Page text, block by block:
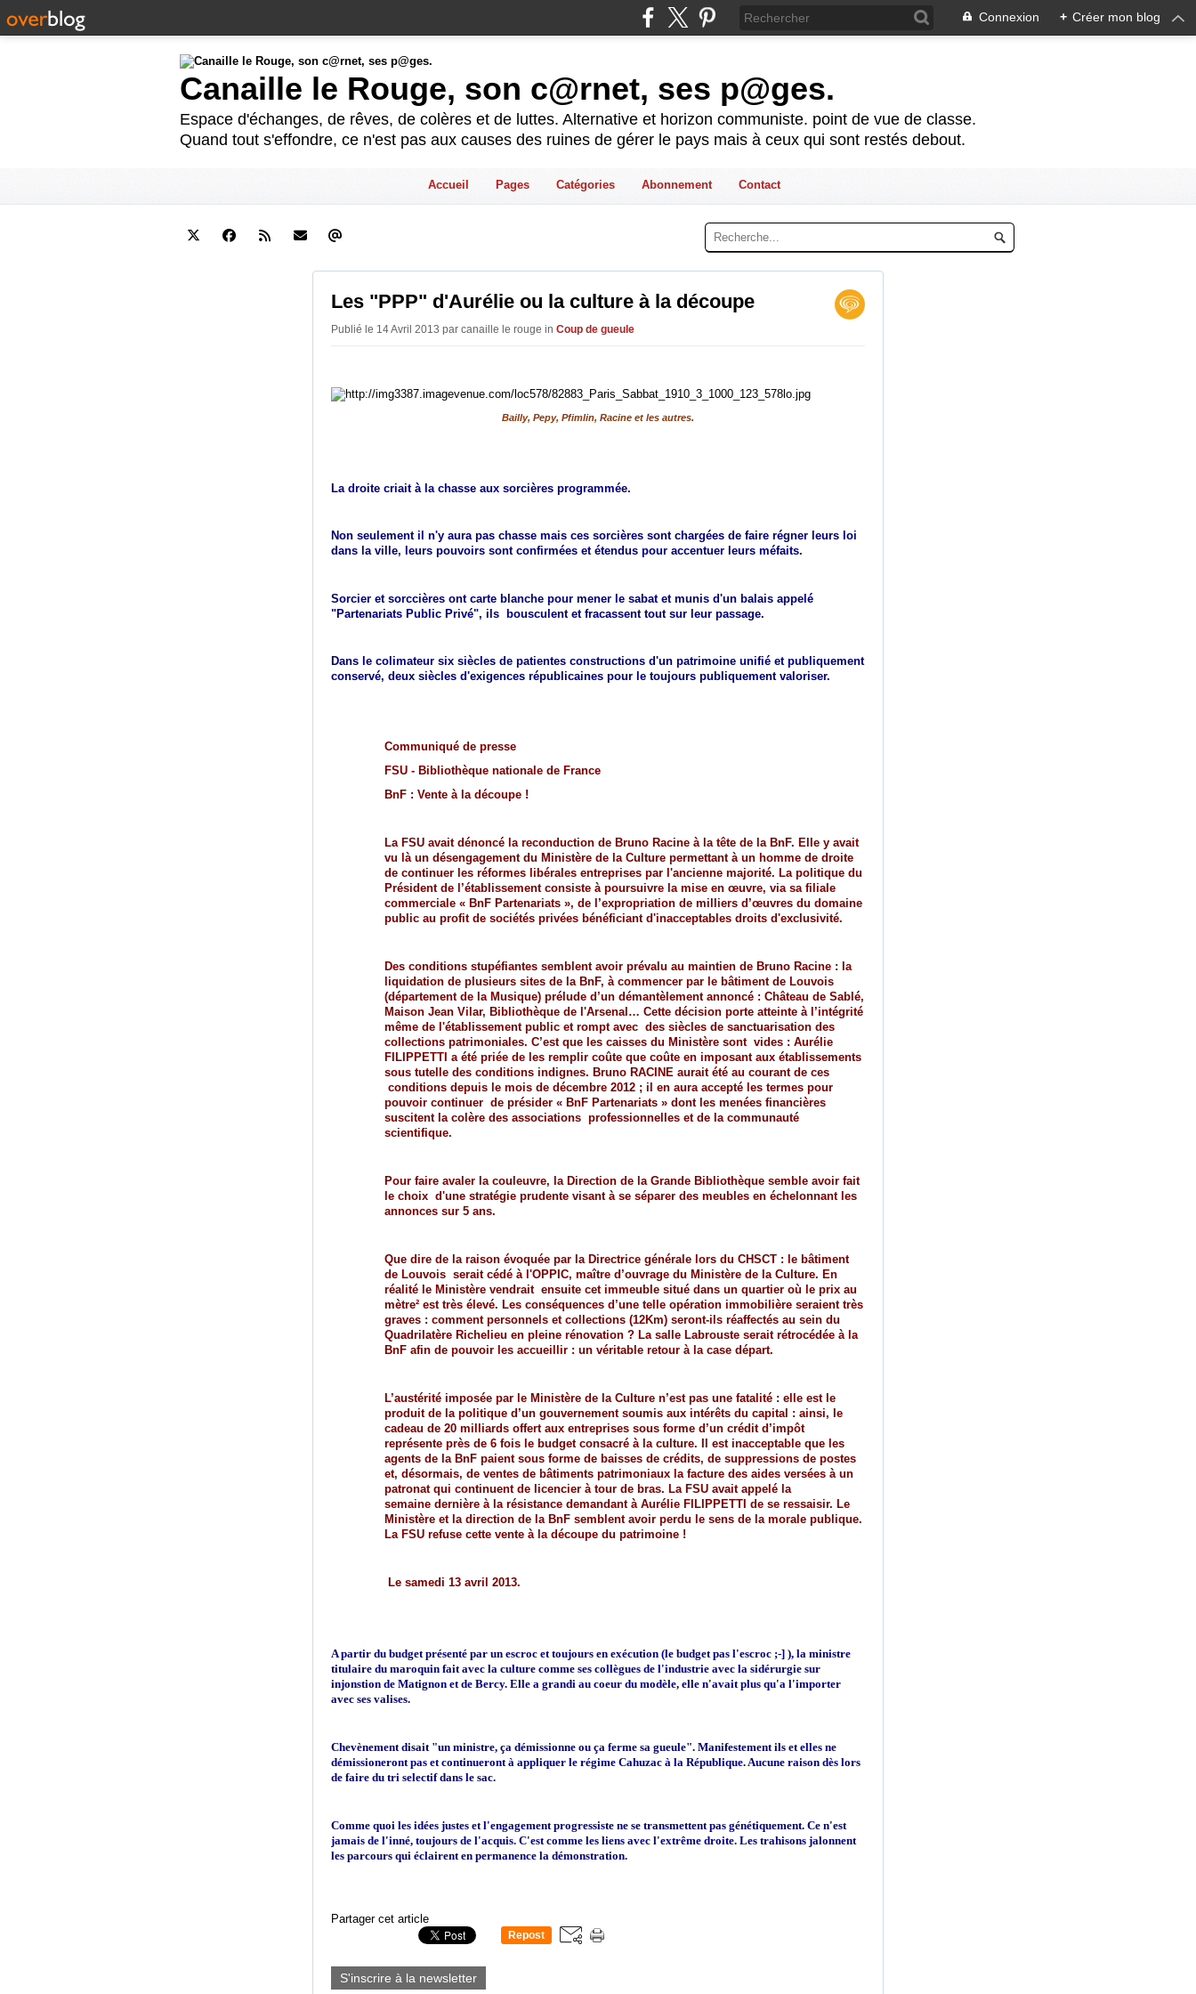
Connexion + Créer mon blog
Canaille le Rouge, son c@rnet, ses p@ges.
Espace d'échanges, de rêves, de colères et de luttes. Alternative et horizon communiste. point de vue de classe.
Quand tout s'effondre, ce n'est pas aux causes des ruines de gérer le pays mais à ceux qui sont restés debout.
Accueil Pages Catégories Abonnement Contact
Les "PPP" d'Aurélie ou la culture à la découpe
Publié le 14 Avril 2013 par canaille le rouge in Coup de gueule
Bailly, Pepy, Pfimlin, Racine et les autres.
La droite criait à la chasse aux sorcières programmée.
Non seulement il n'y aura pas chasse mais ces sorcières sont chargées de faire régner leurs loi
dans la ville, leurs pouvoirs sont confirmées et étendus pour accentuer leurs méfaits.
Sorcier et sorccières ont carte blanche pour mener le sabat et munis d'un balais appelé
"Partenariats Public Privé", ils bousculent et fracassent tout sur leur passage.
Dans le colimateur six siècles de patientes constructions d'un patrimoine unifié et publiquement
conservé, deux siècles d'exigences républicaines pour le toujours publiquement valoriser.
Communiqué de presse
FSU - Bibliothèque nationale de France
BnF : Vente à la découpe !
La FSU avait dénoncé la reconduction de Bruno Racine à la tête de la BnF. Elle y avait
vu là un désengagement du Ministère de la Culture permettant à un homme de droite
de continuer les réformes libérales entreprises par l'ancienne majorité. La politique du
Président de l’établissement consiste à poursuivre la mise en œuvre, via sa filiale
commerciale « BnF Partenariats », de l’expropriation de milliers d’œuvres du domaine
public au profit de sociétés privées bénéficiant d'inacceptables droits d'exclusivité.
Des conditions stupéfiantes semblent avoir prévalu au maintien de Bruno Racine : la
liquidation de plusieurs sites de la BnF, à commencer par le bâtiment de Louvois
(département de la Musique) prélude d’un démantèlement annoncé : Château de Sablé,
Maison Jean Vilar, Bibliothèque de l'Arsenal… Cette décision porte atteinte à l’intégrité
même de l'établissement public et rompt avec des siècles de sanctuarisation des
collections patrimoniales. C’est que les caisses du Ministère sont vides : Aurélie
FILIPPETTI a été priée de les remplir coûte que coûte en imposant aux établissements
sous tutelle des conditions indignes. Bruno RACINE aurait été au courant de ces
conditions depuis le mois de décembre 2012 ; il en aura accepté les termes pour
pouvoir continuer de présider « BnF Partenariats » dont les menées financières
suscitent la colère des associations professionnelles et de la communauté
scientifique.
Pour faire avaler la couleuvre, la Direction de la Grande Bibliothèque semble avoir fait
le choix d'une stratégie prudente visant à se séparer des meubles en échelonnant les
annonces sur 5 ans.
Que dire de la raison évoquée par la Directrice générale lors du CHSCT : le bâtiment
de Louvois serait cédé à l'OPPIC, maître d’ouvrage du Ministère de la Culture. En
réalité le Ministère vendrait ensuite cet immeuble situé dans un quartier où le prix au
mètre² est très élevé. Les conséquences d’une telle opération immobilière seraient très
graves : comment personnels et collections (12Km) seront-ils réaffectés au sein du
Quadrilatère Richelieu en pleine rénovation ? La salle Labrouste serait rétrocédée à la
BnF afin de pouvoir les accueillir : un véritable retour à la case départ.
L’austérité imposée par le Ministère de la Culture n’est pas une fatalité : elle est le
produit de la politique d’un gouvernement soumis aux intérêts du capital : ainsi, le
cadeau de 20 milliards offert aux entreprises sous forme d’un crédit d’impôt
représente près de 6 fois le budget consacré à la culture. Il est inacceptable que les
agents de la BnF paient sous forme de baisses de crédits, de suppressions de postes
et, désormais, de ventes de bâtiments patrimoniaux la facture des aides versées à un
patronat qui continuent de licencier à tour de bras. La FSU avait appelé la
semaine dernière à la résistance demandant à Aurélie FILIPPETTI de se ressaisir. Le
Ministère et la direction de la BnF semblent avoir perdu le sens de la morale publique.
La FSU refuse cette vente à la découpe du patrimoine !
Le samedi 13 avril 2013.
A partir du budget présenté par un escroc et toujours en exécution (le budget pas l'escroc ;-] ), la ministre
titulaire du maroquin fait avec la culture comme ses collègues de l'industrie avec la sidérurgie sur
injonstion de Matignon et de Bercy. Elle a grandi au coeur du modèle, elle n'avait plus qu'a l'importer
avec ses valises.
Chevènement disait "un ministre, ça démissionne ou ça ferme sa gueule". Manifestement ils et elles ne
démissioneront pas et continueront à appliquer le régime Cahuzac à la République. Aucune raison dès lors
de faire du tri selectif dans le sac.
Comme quoi les idées justes et l'engagement progressiste ne se transmettent pas génétiquement. Ce n'est
jamais de l'inné, toujours de l'acquis. C'est comme les liens avec l'extrême droite. Les trahisons jalonnent
les parcours qui éclairent en permanence la démonstration.
Partager cet article
Repost
S'inscrire à la newsletter